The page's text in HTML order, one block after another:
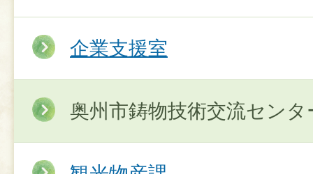
企業支援室
奥州市鋳物技術交流センタ